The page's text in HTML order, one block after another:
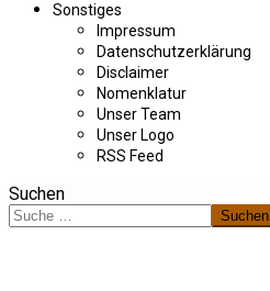
Sonstiges
Impressum
Datenschutzerklärung
Disclaimer
Nomenklatur
Unser Team
Unser Logo
RSS Feed
Suchen
Suchen